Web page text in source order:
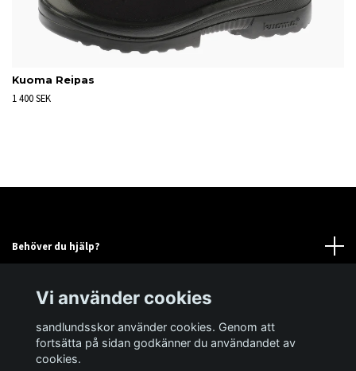
Kuoma Reipas
1 400 SEK
Behöver du hjälp?
Sociala medier
Vi använder cookies
sandlundsskor använder cookies. Genom att
fortsätta på sidan godkänner du användandet av
cookies.